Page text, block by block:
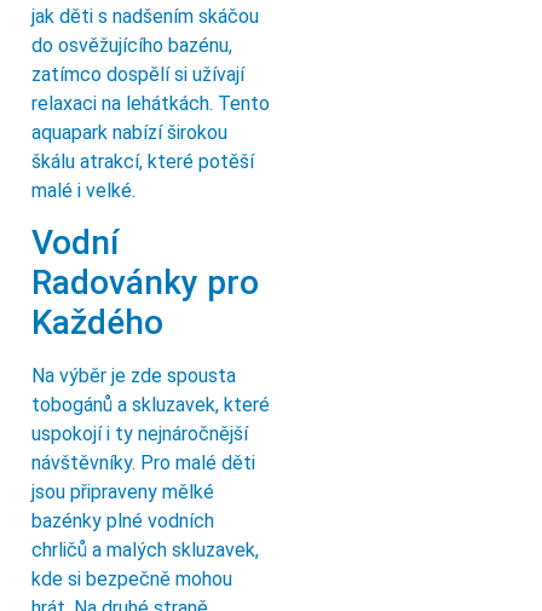
jak děti s nadšením skáčou
do osvěžujícího bazénu,
zatímco dospělí si užívají
relaxaci na lehátkách. Tento
aquapark nabízí širokou
škálu atrakcí, které potěší
malé i velké.
Vodní
Radovánky pro
Každého
Na výběr je zde spousta
tobogánů a skluzavek, které
uspokojí i ty nejnáročnější
návštěvníky. Pro malé děti
jsou připraveny mělké
bazénky plné vodních
chrličů a malých skluzavek,
kde si bezpečně mohou